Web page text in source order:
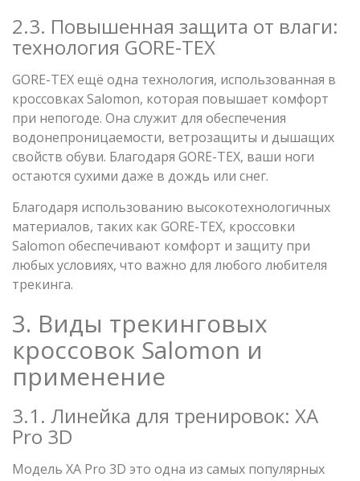
2.3. Повышенная защита от влаги:
технология GORE-TEX
GORE-TEX ещё одна технология, использованная в
кроссовках Salomon, которая повышает комфорт
при непогоде. Она служит для обеспечения
водонепроницаемости, ветрозащиты и дышащих
свойств обуви. Благодаря GORE-TEX, ваши ноги
остаются сухими даже в дождь или снег.
Благодаря использованию высокотехнологичных
материалов, таких как GORE-TEX, кроссовки
Salomon обеспечивают комфорт и защиту при
любых условиях, что важно для любого любителя
трекинга.
3. Виды трекинговых
кроссовок Salomon и
применение
3.1. Линейка для тренировок: XA
Pro 3D
Модель XA Pro 3D это одна из самых популярных